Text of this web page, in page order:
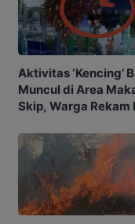
Aktivitas ‘Kencing’
Muncul di Area
Skip, Warga Rekam